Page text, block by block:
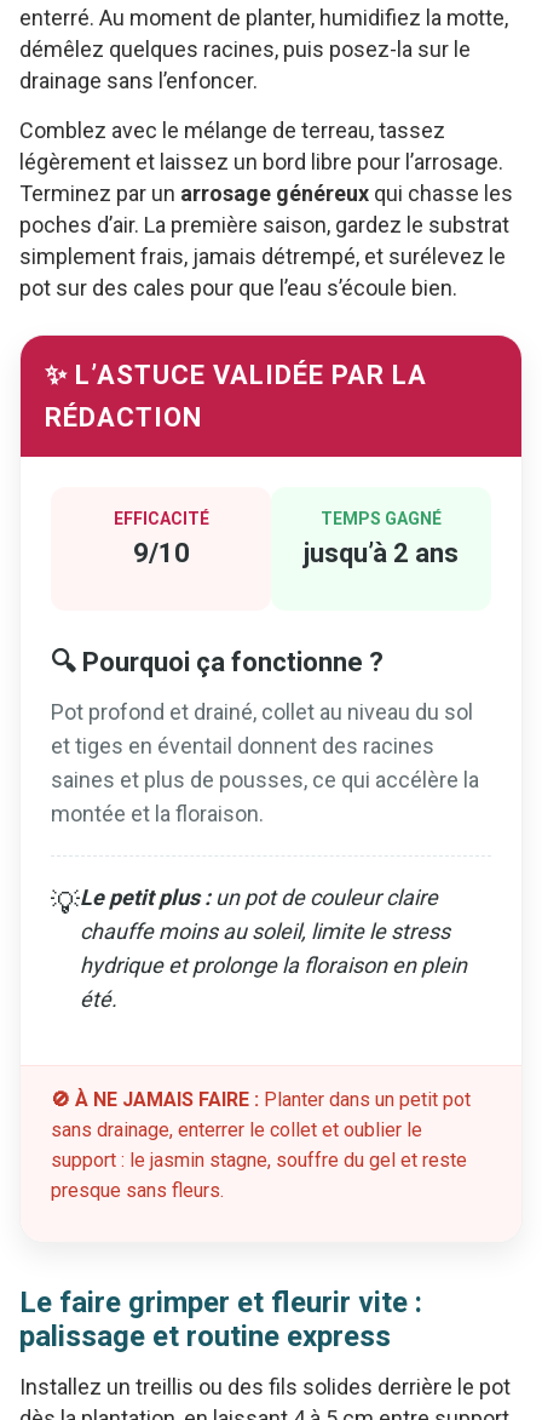
enterré. Au moment de planter, humidifiez la motte,
démêlez quelques racines, puis posez-la sur le
drainage sans l’enfoncer.
Comblez avec le mélange de terreau, tassez
légèrement et laissez un bord libre pour l’arrosage.
Terminez par un arrosage généreux qui chasse les
poches d’air. La première saison, gardez le substrat
simplement frais, jamais détrempé, et surélevez le
pot sur des cales pour que l’eau s’écoule bien.
✨ L’ASTUCE VALIDÉE PAR LA
RÉDACTION
EFFICACITÉ
9/10
TEMPS GAGNÉ
jusqu’à 2 ans
🔍 Pourquoi ça fonctionne ?
Pot profond et drainé, collet au niveau du sol
et tiges en éventail donnent des racines
saines et plus de pousses, ce qui accélère la
montée et la floraison.
💡Le petit plus :un pot de couleur claire
chauffe moins au soleil, limite le stress
hydrique et prolonge la floraison en plein
été.
🚫 À NE JAMAIS FAIRE : Planter dans un petit pot
sans drainage, enterrer le collet et oublier le
support : le jasmin stagne, souffre du gel et reste
presque sans fleurs.
Le faire grimper et fleurir vite :
palissage et routine express
Installez un treillis ou des fils solides derrière le pot